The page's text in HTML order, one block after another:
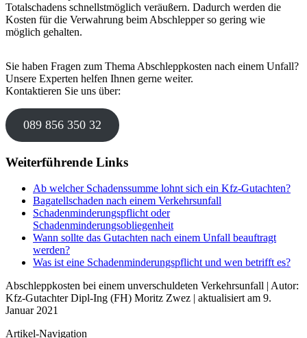
Totalschadens schnellstmöglich veräußern. Dadurch werden die
Kosten für die Verwahrung beim Abschlepper so gering wie
möglich gehalten.
Sie haben Fragen zum Thema Abschleppkosten nach einem Unfall?
Unsere Experten helfen Ihnen gerne weiter.
Kontaktieren Sie uns über:
089 856 350 32
Weiterführende Links
Ab welcher Schadenssumme lohnt sich ein Kfz-Gutachten?
Bagatellschaden nach einem Verkehrsunfall
Schadenminderungspflicht oder
Schadenminderungsobliegenheit
Wann sollte das Gutachten nach einem Unfall beauftragt
werden?
Was ist eine Schadenminderungspflicht und wen betrifft es?
Abschleppkosten bei einem unverschuldeten Verkehrsunfall | Autor:
Kfz-Gutachter Dipl-Ing (FH) Moritz Zwez | aktualisiert am 9.
Januar 2021
Artikel-Navigation